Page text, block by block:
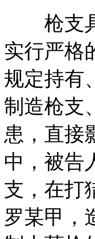
枪支具
实行严格
规定持有
制造枪支
患，直接
中，被告
支，在打
罗某甲，